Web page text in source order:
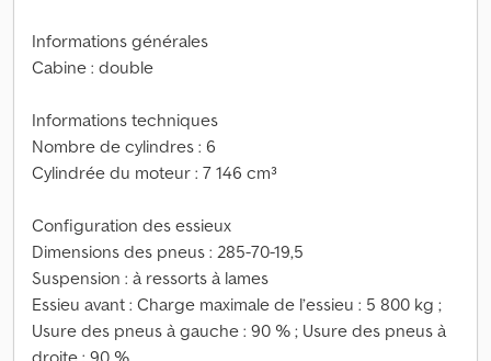
Informations générales
Cabine : double
Informations techniques
Nombre de cylindres : 6
Cylindrée du moteur : 7 146 cm³
Configuration des essieux
Dimensions des pneus : 285-70-19,5
Suspension : à ressorts à lames
Essieu avant : Charge maximale de l’essieu : 5 800 kg ;
Usure des pneus à gauche : 90 % ; Usure des pneus à
droite : 90 %